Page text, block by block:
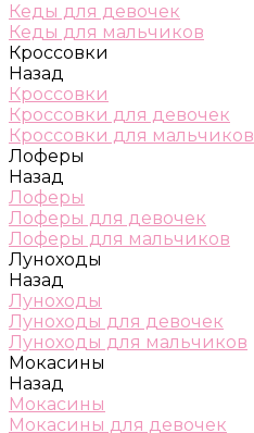
Кеды для девочек
Кеды для мальчиков
Кроссовки
Назад
Кроссовки
Кроссовки для девочек
Кроссовки для мальчиков
Лоферы
Назад
Лоферы
Лоферы для девочек
Лоферы для мальчиков
Луноходы
Назад
Луноходы
Луноходы для девочек
Луноходы для мальчиков
Мокасины
Назад
Мокасины
Мокасины для девочек